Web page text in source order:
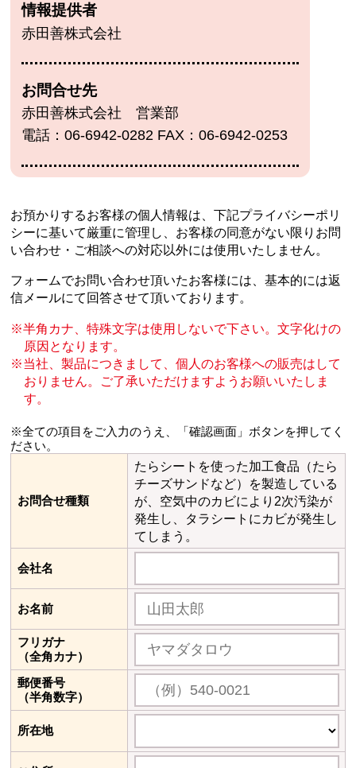
情報提供者
赤田善株式会社
お問合せ先
赤田善株式会社 営業部
電話：06-6942-0282 FAX：06-6942-0253
お預かりするお客様の個人情報は、下記プライバシーポリ
シーに基いて厳重に管理し、 お客様の同意がない限りお問
い合わせ・ご相談への対応以外には使用いたしません。
フォームでお問い合わせ頂いたお客様には、基本的には返
信メールにて回答させて頂いております。
半角カナ、特殊文字は使用しないで下さい。文字化けの
原因となります。
当社、製品につきまして、個人のお客様への販売はして
おりません。
ご了承いただけますようお願いいたしま
す。
※全ての項目をご入力のうえ、「確認画面」ボタンを押してく
ださい。
お問合せ種類
たらシートを使った加工食品（たら
チーズサンドなど）を製造している
が、空気中のカビにより2次汚染が
発生し、タラシートにカビが発生し
てしまう。
会社名
お名前
フリガナ
（全角カナ）
郵便番号
（半角数字）
所在地